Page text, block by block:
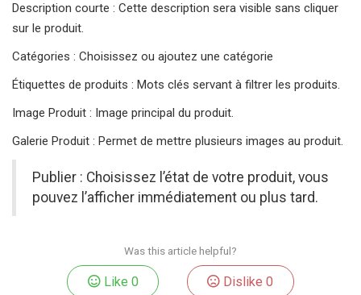
Description courte : Cette description sera visible sans cliquer
sur le produit.
Catégories : Choisissez ou ajoutez une catégorie
Étiquettes de produits : Mots clés servant à filtrer les produits.
Image Produit : Image principal du produit.
Galerie Produit : Permet de mettre plusieurs images au produit.
Publier : Choisissez l’état de votre produit, vous
pouvez l’afficher immédiatement ou plus tard.
Was this article helpful?
Like 0 Dislike0